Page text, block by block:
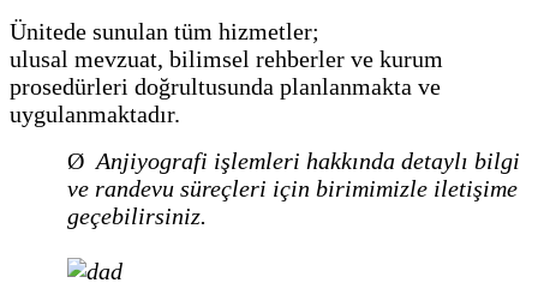
Ünitede sunulan tüm hizmetler;
ulusal mevzuat, bilimsel rehberler ve kurum
prosedürleri doğrultusunda planlanmakta ve
uygulanmaktadır.
Ø Anjiyografi işlemleri hakkında detaylı bilgi
ve randevu süreçleri için birimimizle iletişime
geçebilirsiniz.